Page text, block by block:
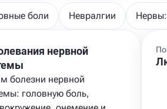
боли Невралгии
нервной
болезни нервной
головную боль,